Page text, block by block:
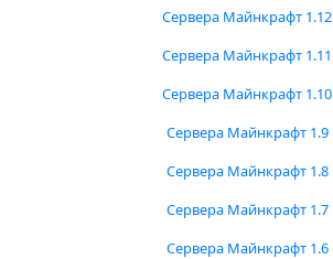
Сервера Майнкрафт 1.12
Сервера Майнкрафт 1.11
Сервера Майнкрафт 1.10
Сервера Майнкрафт 1.9
Сервера Майнкрафт 1.8
Сервера Майнкрафт 1.7
Сервера Майнкрафт 1.6